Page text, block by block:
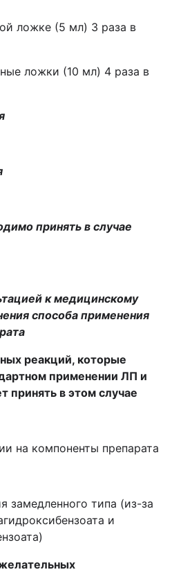
ложке (5 мл) 3 раза в
ложки (10 мл) 4 раза в
принять в случае
к медицинскому
способа применения
реакций, которые
применении ЛП и
принять в этом случае
на компоненты препарата
замедленного типа (из-за
и